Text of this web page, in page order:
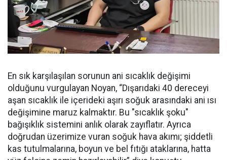
En sık karşılaşılan sorunun ani sıcaklık değişimi
olduğunu vurgulayan Noyan, “Dışarıdaki 40 dereceyi
aşan sıcaklık ile içerideki aşırı soğuk arasındaki ani ısı
değişimine maruz kalmaktır. Bu "sıcaklık şoku"
bağışıklık sistemini anlık olarak zayıflatır. Ayrıca
doğrudan üzerimize vuran soğuk hava akımı; şiddetli
kas tutulmalarına, boyun ve bel fıtığı ataklarına, hatta